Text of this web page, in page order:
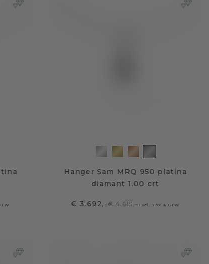
Hanger Sam MRQ 950 platina
diamant 1.00 crt
€ 3.692,-€ 4.615,-Excl. Tax & BTW